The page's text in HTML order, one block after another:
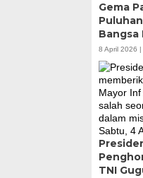
Gema
Bangsa
8 April 2026
TNI